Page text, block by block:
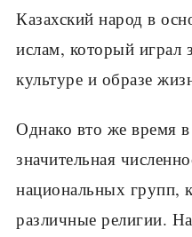
Казахский народ в
ислам, который играл
культуре и образе
Однако вто же время
значительная
национальных групп,
различные религии.